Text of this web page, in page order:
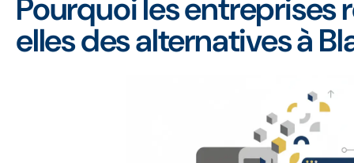
Pourquoi les
elles des alternatives à